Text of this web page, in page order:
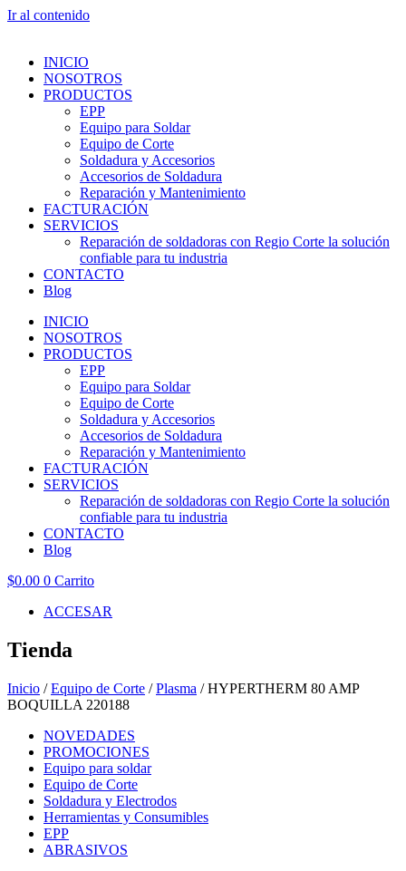
Ir al contenido
INICIO
NOSOTROS
PRODUCTOS
EPP
Equipo para Soldar
Equipo de Corte
Soldadura y Accesorios
Accesorios de Soldadura
Reparación y Mantenimiento
FACTURACIÓN
SERVICIOS
Reparación de soldadoras con Regio Corte la solución
confiable para tu industria
CONTACTO
Blog
INICIO
NOSOTROS
PRODUCTOS
EPP
Equipo para Soldar
Equipo de Corte
Soldadura y Accesorios
Accesorios de Soldadura
Reparación y Mantenimiento
FACTURACIÓN
SERVICIOS
Reparación de soldadoras con Regio Corte la solución
confiable para tu industria
CONTACTO
Blog
$0.00 0 Carrito
ACCESAR
Tienda
Inicio /Equipo de Corte /Plasma / HYPERTHERM 80 AMP
BOQUILLA 220188
NOVEDADES
PROMOCIONES
Equipo para soldar
Equipo de Corte
Soldadura y Electrodos
Herramientas y Consumibles
EPP
ABRASIVOS